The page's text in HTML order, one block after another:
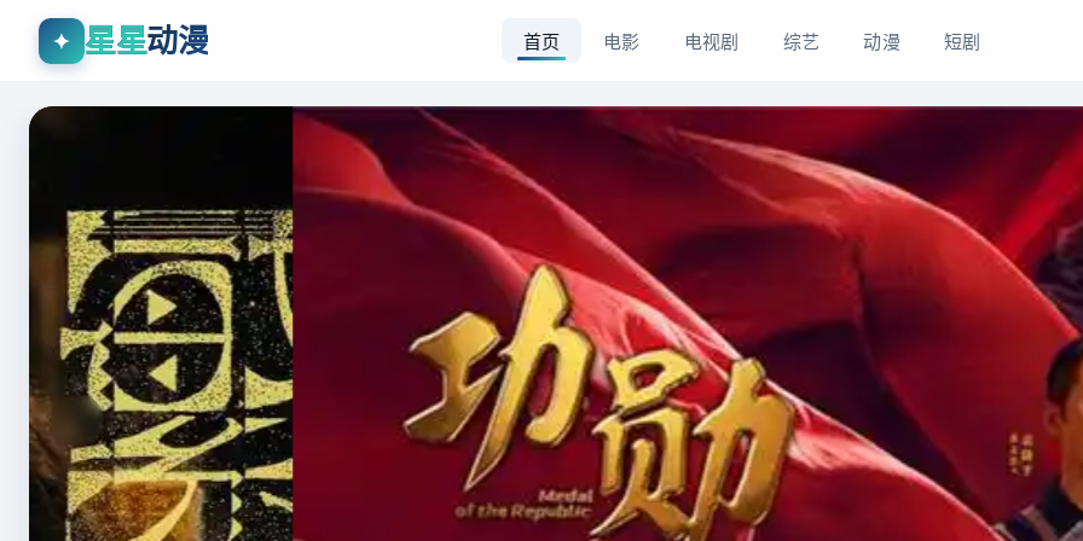
✦ 星星动漫 首页 电影 电视剧 综艺 动漫 短剧